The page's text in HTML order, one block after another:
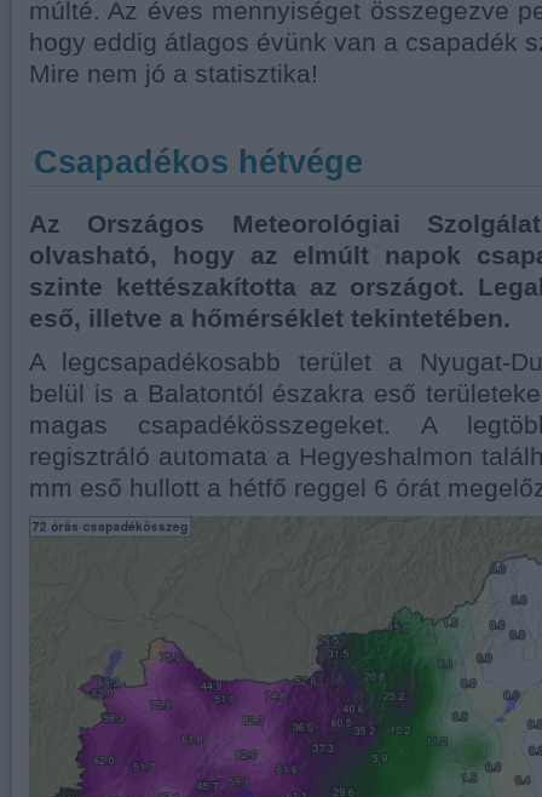
múlté. Az éves mennyiséget összegezve
hogy eddig átlagos évünk van a csapadék
Mire nem jó a statisztika!
Csapadékos hétvége
Az Országos Meteorológiai
olvasható, hogy az elmúlt napok
szinte kettészakította az országot.
eső, illetve a hőmérséklet tekintetében.
A legcsapadékosabb terület a Nyugat-
belül is a Balatontól északra eső
magas csapadékösszegeket. A
regisztráló automata a Hegyeshalmon
mm eső hullott a hétfő reggel 6 órát